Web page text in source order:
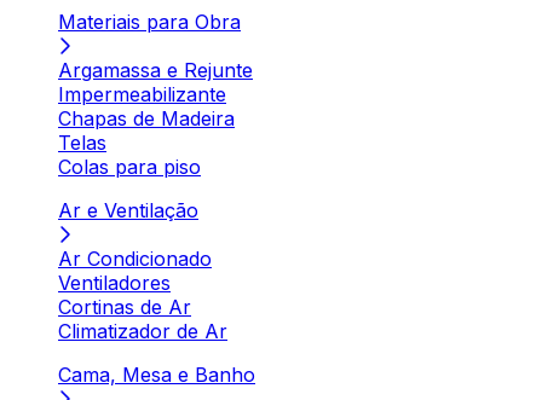
Materiais para Obra
Argamassa e Rejunte
Impermeabilizante
Chapas de Madeira
Telas
Colas para piso
Ar e Ventilação
Ar Condicionado
Ventiladores
Cortinas de Ar
Climatizador de Ar
Cama, Mesa e Banho